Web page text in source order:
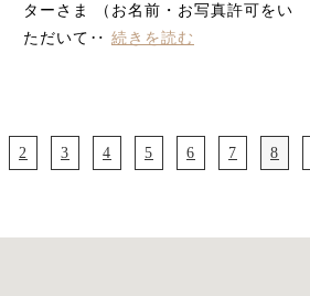
ターさま （お名前・お写真許可をい
ただいて‥ 続きを読む
2 3 4 5 6 7 8